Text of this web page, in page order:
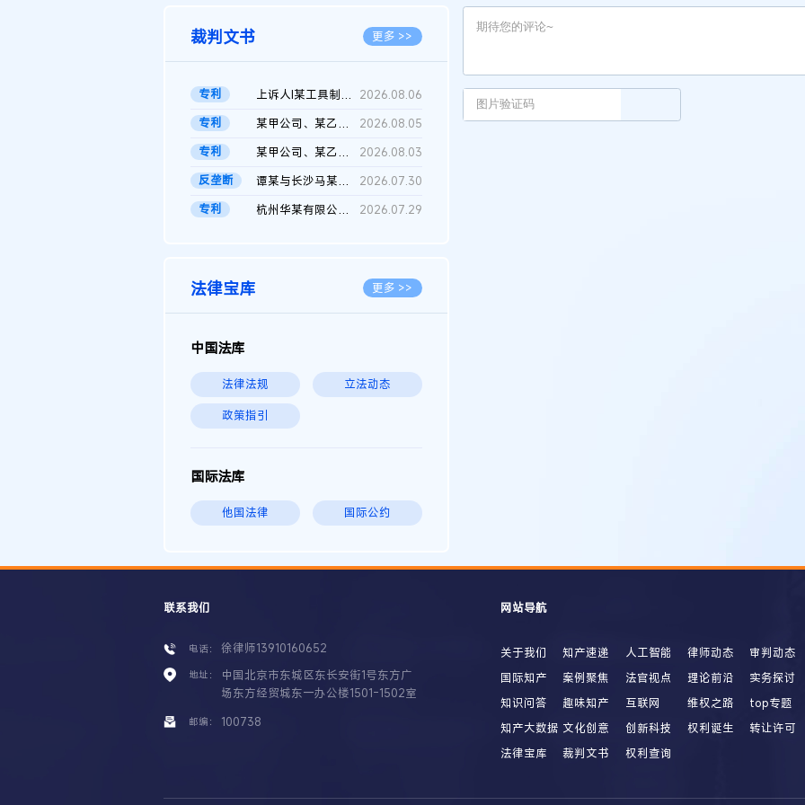
裁判文书 更多 >>
专利 上诉人I某工具制品有限公司与被上诉人程某及一审被告中华人民共和...
2026.08.06
专利
某甲公司、某乙公司、某丙公司申请诉前行为保全复议裁定书
2026.08.05
专利
某甲公司、某乙公司、官某与某丙公司专利申请权权属纠纷 二审判决...
2026.08.03
反垄断
谭某与长沙马某堆农产品股份有限公司滥用市场支配地位纠纷二审裁...
2026.07.30
专利
杭州华某有限公司与菲某有限公司侵害发明专利权纠纷 2026.07.29
法律宝库 更多 >>
中国法库
法律法规 立法动态
政策指引
国际法库
他国法律 国际公约
联系我们
电话： 徐律师13910160652
地址：
中国北京市东城区东长安街1号东方广
场东方经贸城东一办公楼1501-1502室
邮编： 100738
网站导航
关于我们 知产速递 人工智能 律师动态
审判动态
国际知产
案例聚焦 法官视点 理论前沿
实务探讨
知识问答
趣味知产 互联网 维权之路
top专题
知产大数据 文化创意 创新科技 权利诞生
转让许可
法律宝库
裁判文书 权利查询